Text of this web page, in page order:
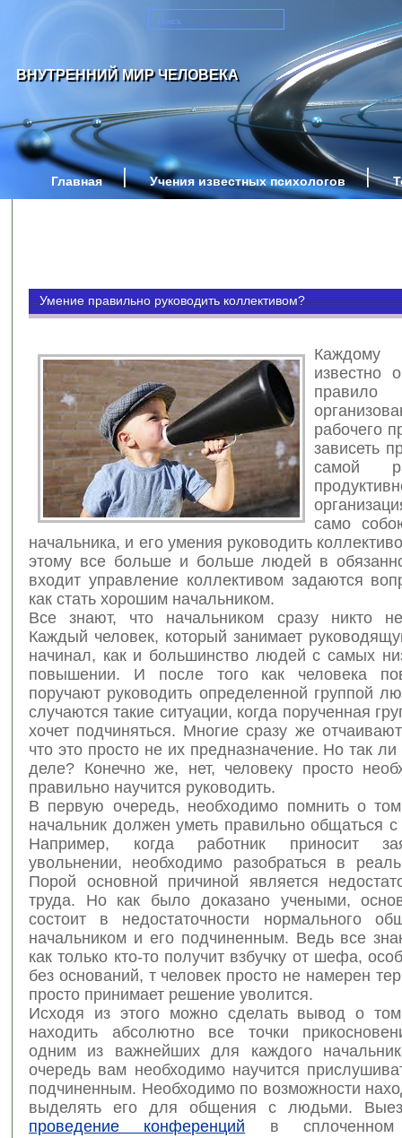
ВНУТРЕННИЙ МИР ЧЕЛОВЕКА
Главная Учения известных психологов
Умение правильно руководить коллективом?
известно
правило
рабочего
зависеть
самой
само
начальника, и его умения руководить
этому все больше и больше людей в
входит управление коллективом задаются
как стать хорошим начальником.
Все знают, что начальником сразу никто
Каждый человек, который занимает
начинал, как и большинство людей с самых
повышении. И после того как человека
поручают руководить определенной группой
случаются такие ситуации, когда порученная
хочет подчиняться. Многие сразу же
что это просто не их предназначение. Но так
деле? Конечно же, нет, человеку просто
правильно научится руководить.
В первую очередь, необходимо помнить о
начальник должен уметь правильно общаться с
Например, когда работник приносит
увольнении, необходимо разобраться в
Порой основной причиной является
труда. Но как было доказано учеными,
состоит в недостаточности нормального
начальником и его подчиненным. Ведь все
как только кто-то получит взбучку от шефа,
без оснований, т человек просто не намерен
просто принимает решение уволится.
Исходя из этого можно сделать вывод о
находить абсолютно все точки
одним из важнейших для каждого
очередь вам необходимо научится
подчиненным. Необходимо по возможности
выделять его для общения с людьми.
проведение конференций в сплоченном